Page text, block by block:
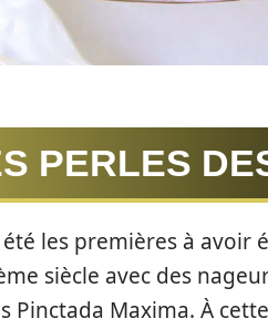
PERLES
été les premières à
siècle avec des
Pinctada Maxima. À